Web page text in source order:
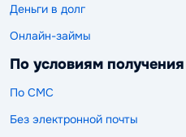
Деньги в долг
Онлайн-займы
По условиям получения
По СМС
Без электронной почты